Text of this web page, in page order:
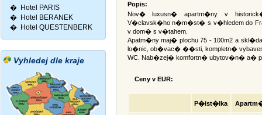
� Hotel PARIS
� Hotel BERANEK
� Hotel QUESTENBERK
Vyhledej dle kraje
Popis:
Nov� luxusn� apartm�ny v
V�clavsk�ho n�m�st� s v�hledem do
v dom� s v�tahem.
Apatm�ny maj� plochu 75 - 100m2 a
lo�nic, ob�vac� ��sti, kompletn�
WC. Nab�zej� komfortn� ubytov�n� a�
Ceny v EUR:
P�ist�lka